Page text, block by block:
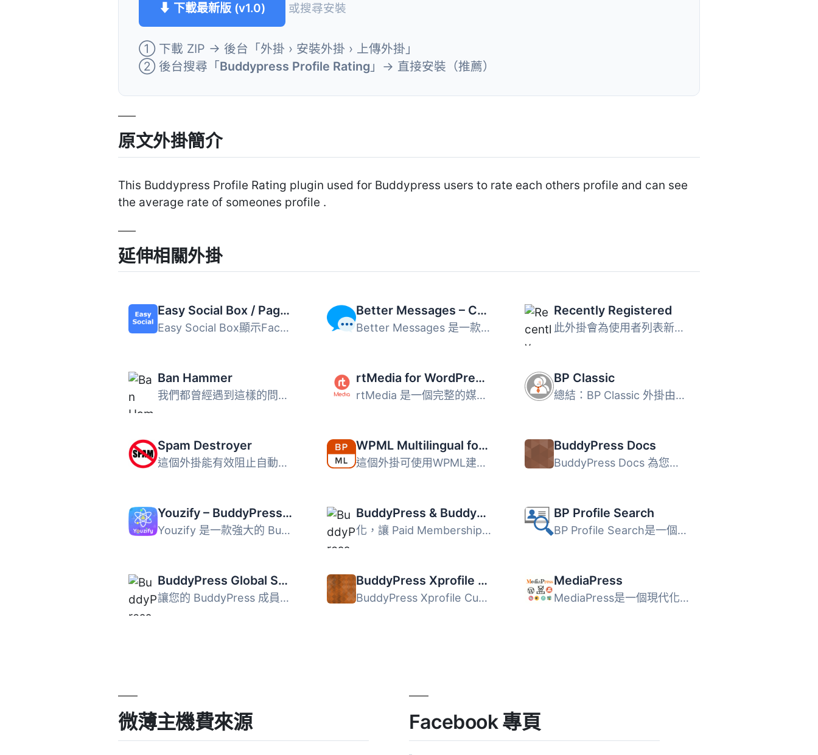
⬇ 下載最新版 (v1.0) 或搜尋安裝
① 下載 ZIP → 後台「外掛 › 安裝外掛 › 上傳外掛」
② 後台搜尋「Buddypress Profile Rating 」→ 直接安裝（推薦）
原文外掛簡介
This Buddypress Profile Rating plugin used for Buddypress users to rate each others profile and can see
the average rate of someones profile .
延伸相關外掛
Easy Social Box / Page Plugin
Easy Social Box顯示Facebook專頁的Like Box外掛，在網站上讓...
Better Messages – Chat Rooms, Group Chat, Private Messages & AI Chat Bots
Better Messages 是一款功能豐富的即時私訊系統，專為 WordPr...
Recently Registered
此外掛會為使用者列表新增一個可排序的欄位，顯示他們註冊的...
Ban Hammer
我們都曾經遇到這樣的問題：一群來自 mail.ru 的垃圾郵件發送...
rtMedia for WordPress, BuddyPress and bbPress
rtMedia 是一個完整的媒體解決方案，專為 WordPress、BuddyPr...
BP Classic
總結：BP Classic 外掛由官方 BuddyPress 開發團隊開發和維護...
Spam Destroyer
這個外掛能有效阻止自動化垃圾留言，並盡可能不對正常留言者...
WPML Multilingual for BuddyPress and BuddyBoss
這個外掛可使用WPML建置多國語言的 BuddyPress 和 BuddyBoss ...
BuddyPress Docs
BuddyPress Docs 為您的 BuddyPress 社群增添了協作工作空間...
Youzify – BuddyPress Community, User Profile, Social Network & Membership Plugin for WordPress
Youzify 是一款強大的 BuddyPress 外掛，專為提升 WordPress ...
BuddyPress & BuddyBoss Private Community with PMPro – Restrict Profiles, Groups, Messaging, Forum Discussions
化，讓 Paid Memberships Pro 成為您自己的會員網站解決方案...
BP Profile Search
BP Profile Search是一個針對BuddyPress的成員搜尋和成員目錄...
BuddyPress Global Search
讓您的 BuddyPress 成員能夠透過統一的搜尋欄，搜尋每個 Budd...
BuddyPress Xprofile Custom Field Types
BuddyPress Xprofile Custom Field Types 插件為 BuddyPress ...
MediaPress
MediaPress是一個現代化的媒體圖庫解決方案，適用於WordPress...
微薄主機費來源 Facebook 專頁